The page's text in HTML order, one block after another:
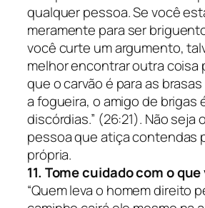
qualquer pessoa. Se você
meramente para ser
você curte um argumento,
melhor encontrar outra coisa
que o carvão é para as
a fogueira, o amigo de brigas
discórdias.” (26:21). Não seja
pessoa que atiça contendas
própria.
11. Tome cuidado com o
“Quem leva o homem direito